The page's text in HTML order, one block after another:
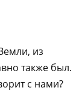
из
также был.
с нами?